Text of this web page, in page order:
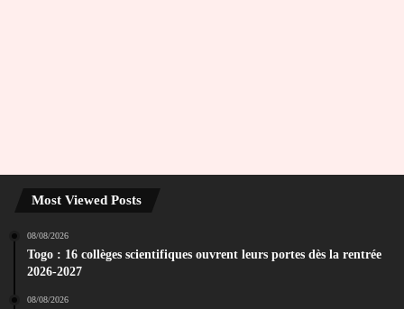
Most Viewed Posts
08/08/2026
Togo : 16 collèges scientifiques ouvrent leurs portes dès la rentrée
2026-2027
08/08/2026